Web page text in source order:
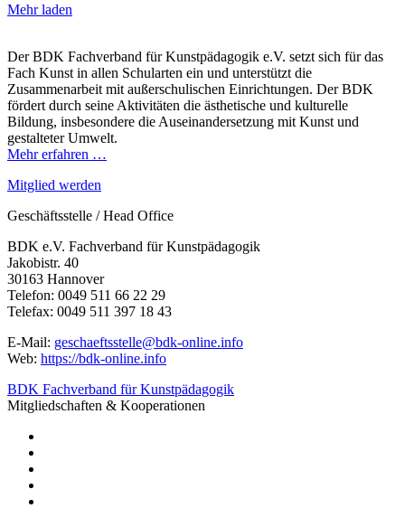
Mehr laden
Der BDK Fachverband für Kunstpädagogik e.V. setzt sich für das
Fach Kunst in allen Schularten ein und unterstützt die
Zusammenarbeit mit außerschulischen Einrichtungen. Der BDK
fördert durch seine Aktivitäten die ästhetische und kulturelle
Bildung, insbesondere die Auseinandersetzung mit Kunst und
gestalteter Umwelt.
Mehr erfahren …
Mitglied werden
Geschäftsstelle / Head Office
BDK e.V. Fachverband für Kunstpädagogik
Jakobistr. 40
30163 Hannover
Telefon: 0049 511 66 22 29
Telefax: 0049 511 397 18 43
E-Mail: geschaeftsstelle@bdk-online.info
Web: https://bdk-online.info
BDK Fachverband für Kunstpädagogik
Mitgliedschaften & Kooperationen